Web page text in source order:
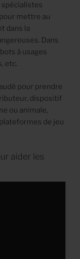
mettre au
dans la
Dans
à usages
etc.
pour prendre
dispositif
ou animale,
de jeu
aider les